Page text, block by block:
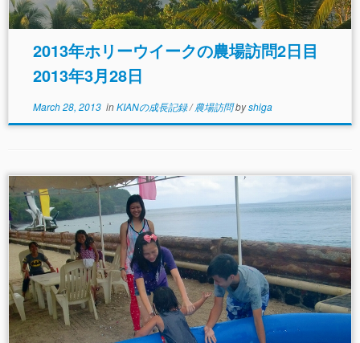
2013年ホリーウイークの農場訪問2日目
2013年3月28日
March 28, 2013inKIANの成長記録/農場訪問byshiga